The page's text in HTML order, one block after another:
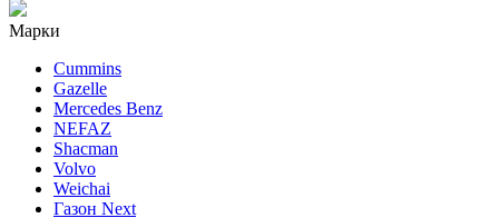
Марки
Cummins
Gazelle
Mercedes Benz
NEFAZ
Shacman
Volvo
Weichai
Газон Next